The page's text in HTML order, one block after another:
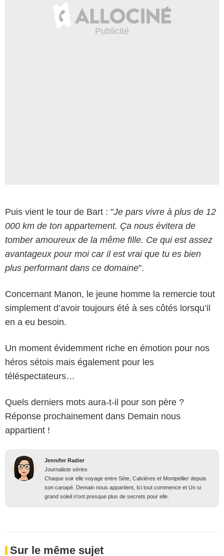
Puis vient le tour de Bart : "Je pars vivre à plus de 12
000 km de ton appartement. Ça nous évitera de
tomber amoureux de la même fille. Ce qui est assez
avantageux pour moi car il est vrai que tu es bien
plus performant dans ce domaine".
Concernant Manon, le jeune homme la remercie tout
simplement d’avoir toujours été à ses côtés lorsqu’il
en a eu besoin.
Un moment évidemment riche en émotion pour nos
héros sétois mais également pour les
téléspectateurs…
Quels derniers mots aura-t-il pour son père ?
Réponse prochainement dans Demain nous
appartient !
Jennifer Radier
Journaliste séries
Chaque soir elle voyage entre Sète, Calvières et Montpellier depuis
son canapé. Demain nous appartient, Ici tout commence et Un si
grand soleil n’ont presque plus de secrets pour elle.
Sur le même sujet